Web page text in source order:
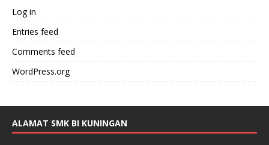
Log in
Entries feed
Comments feed
WordPress.org
ALAMAT SMK BI KUNINGAN